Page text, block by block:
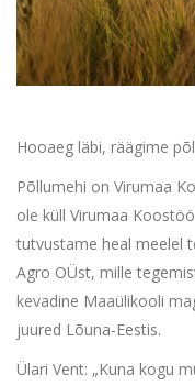
Hooaeg läbi, räägime
Põllumehi on Virumaa
ole küll Virumaa
tutvustame heal meelel
Agro OÜst, mille
kevadine Maaülikooli
juured Lõuna-Eestis.
Ülari Vent: „Kuna kogu